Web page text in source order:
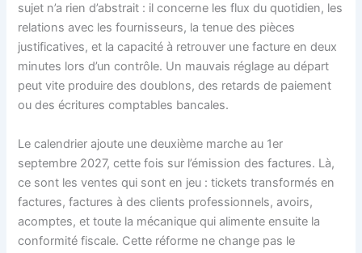
sujet n’a rien d’abstrait : il concerne les flux du quotidien, les
relations avec les fournisseurs, la tenue des pièces
justificatives, et la capacité à retrouver une facture en deux
minutes lors d’un contrôle. Un mauvais réglage au départ
peut vite produire des doublons, des retards de paiement
ou des écritures comptables bancales.
Le calendrier ajoute une deuxième marche au 1er
septembre 2027, cette fois sur l’émission des factures. Là,
ce sont les ventes qui sont en jeu : tickets transformés en
factures, factures à des clients professionnels, avoirs,
acomptes, et toute la mécanique qui alimente ensuite la
conformité fiscale. Cette réforme ne change pas le